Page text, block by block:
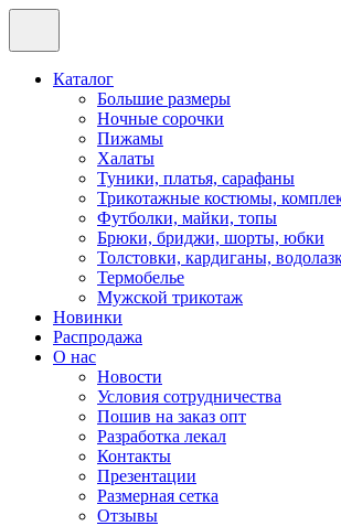
Каталог
Большие размеры
Ночные сорочки
Пижамы
Халаты
Туники, платья, сарафаны
Трикотажные костюмы,
Футболки, майки, топы
Брюки, бриджи, шорты, юбки
Толстовки, кардиганы,
Термобелье
Мужской трикотаж
Новинки
Распродажа
О нас
Новости
Условия сотрудничества
Пошив на заказ опт
Разработка лекал
Контакты
Презентации
Размерная сетка
Отзывы